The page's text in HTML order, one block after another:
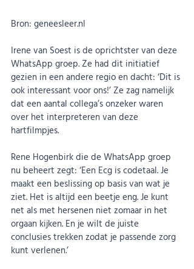
Bron: geneesleer.nl
Irene van Soest is de oprichtster van deze
WhatsApp groep. Ze had dit initiatief
gezien in een andere regio en dacht: ‘Dit is
ook interessant voor ons!’ Ze zag namelijk
dat een aantal collega’s onzeker waren
over het interpreteren van deze
hartfilmpjes.
Rene Hogenbirk die de WhatsApp groep
nu beheert zegt: ‘Een Ecg is codetaal. Je
maakt een beslissing op basis van wat je
ziet. Het is altijd een beetje eng. Je kunt
net als met hersenen niet zomaar in het
orgaan kijken. En je wilt de juiste
conclusies trekken zodat je passende zorg
kunt verlenen.’